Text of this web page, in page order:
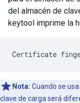
del almacén de
keytool imprime la
Nota: Cuando se
clave de carga será